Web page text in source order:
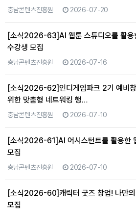
충남콘텐츠진흥원 2026-07-20
[소식2026-63]AI 웹툰 스튜디오를 활용
수강생 모집
충남콘텐츠진흥원 2026-07-16
[소식2026-62]인디게임파크 2기 예비
위한 맞춤형 네트워킹 행…
충남콘텐츠진흥원 2026-07-10
[소식2026-61]AI 어시스턴트를 활용한
모집
충남콘텐츠진흥원 2026-07-10
[소식2026-60]캐릭터 굿즈 창업! 나만의
모집